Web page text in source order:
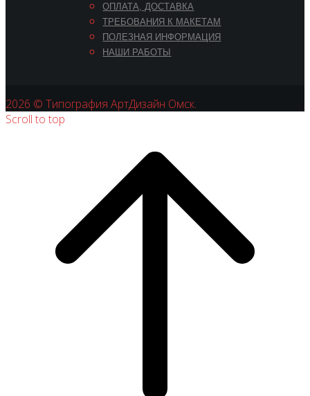
ОПЛАТА, ДОСТАВКА
ТРЕБОВАНИЯ К МАКЕТАМ
ПОЛЕЗНАЯ ИНФОРМАЦИЯ
НАШИ РАБОТЫ
2026 © Типография АртДизайн Омск.
Scroll to top